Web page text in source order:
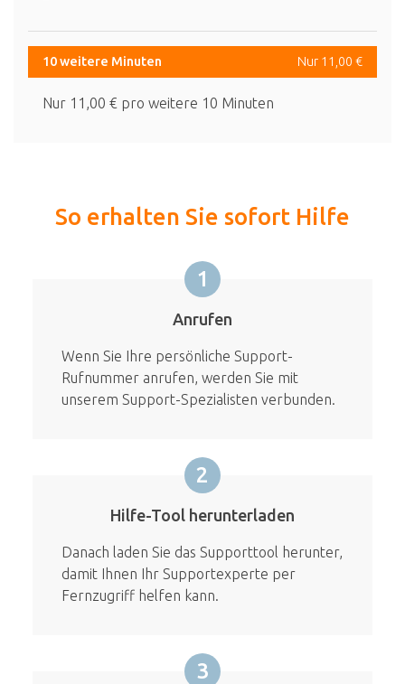
10 weitere Minuten Nur 11,00 €
Nur 11,00 € pro weitere 10 Minuten
So erhalten Sie sofort Hilfe
1
Anrufen
Wenn Sie Ihre persönliche Support-
Rufnummer anrufen, werden Sie mit
unserem Support-Spezialisten verbunden.
2
Hilfe-Tool herunterladen
Danach laden Sie das Supporttool herunter,
damit Ihnen Ihr Supportexperte per
Fernzugriff helfen kann.
3